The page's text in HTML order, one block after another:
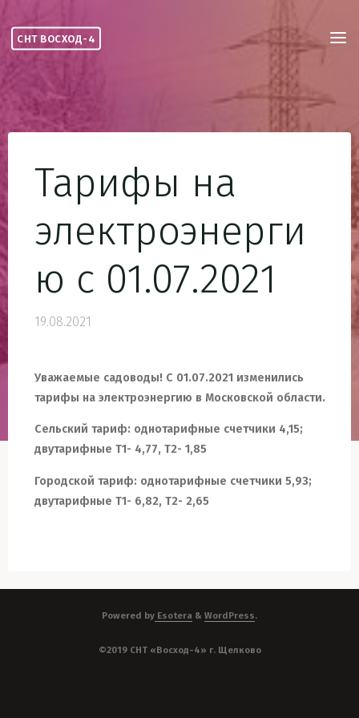
Skip
content
СНТ ВОСХОД-4
Тарифы на
электроэнерги
ю с 01.07.2021
19.08.2021
Уважаемые садоводы! С 01.07.2021 изменились
тарифы на электроэнергию в Московской области.
Сельский тариф: однотарифные счетчики 4,15;
двутарифные Т1- 4,77, Т2- 1,85
Городской тариф: однотарифные счетчики 5,93;
двутарифные Т1- 6,82, Т2- 2,65
Powered by Esotera & WordPress.
©2019 СНТ «Восход-4» г. Щелково